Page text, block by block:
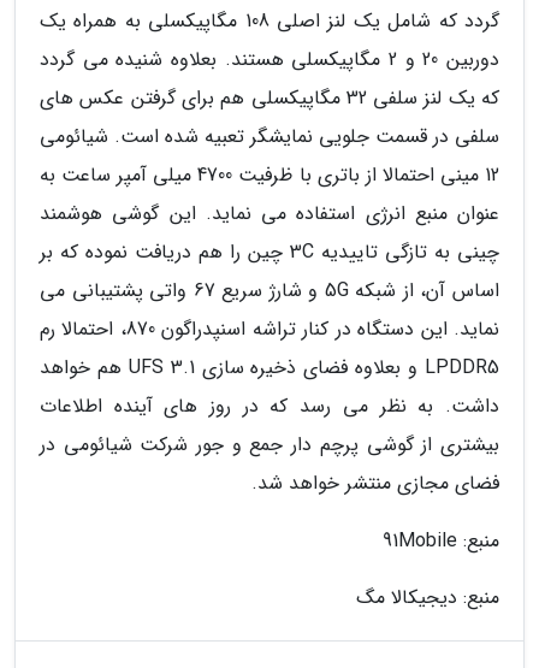
گردد که شامل یک لنز اصلی 108 مگاپیکسلی به همراه یک
دوربین 20 و 2 مگاپیکسلی هستند. بعلاوه شنیده می گردد
که یک لنز سلفی 32 مگاپیکسلی هم برای گرفتن عکس های
سلفی در قسمت جلویی نمایشگر تعبیه شده است. شیائومی
12 مینی احتمالا از باتری با ظرفیت 4700 میلی آمپر ساعت به
عنوان منبع انرژی استفاده می نماید. این گوشی هوشمند
چینی به تازگی تاییدیه 3C چین را هم دریافت نموده که بر
اساس آن، از شبکه 5G و شارژ سریع 67 واتی پشتیبانی می
نماید. این دستگاه در کنار تراشه اسنپدراگون 870، احتمالا رم
LPDDR5 و بعلاوه فضای ذخیره سازی UFS 3.1 هم خواهد
داشت. به نظر می رسد که در روز های آینده اطلاعات
بیشتری از گوشی پرچم دار جمع و جور شرکت شیائومی در
فضای مجازی منتشر خواهد شد.
منبع: 91Mobile
منبع: دیجیکالا مگ